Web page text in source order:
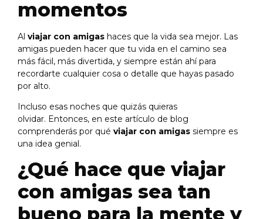
momentos
Al viajar con amigas haces que la vida sea mejor. Las
amigas pueden hacer que tu vida en el camino sea
más fácil, más divertida, y siempre están ahí para
recordarte cualquier cosa o detalle que hayas pasado
por alto.
Incluso esas noches que quizás quieras
olvidar. Entonces, en este artículo de blog
comprenderás por qué viajar con amigas siempre es
una idea genial.
¿Qué hace que viajar
con amigas sea tan
bueno para la mente y